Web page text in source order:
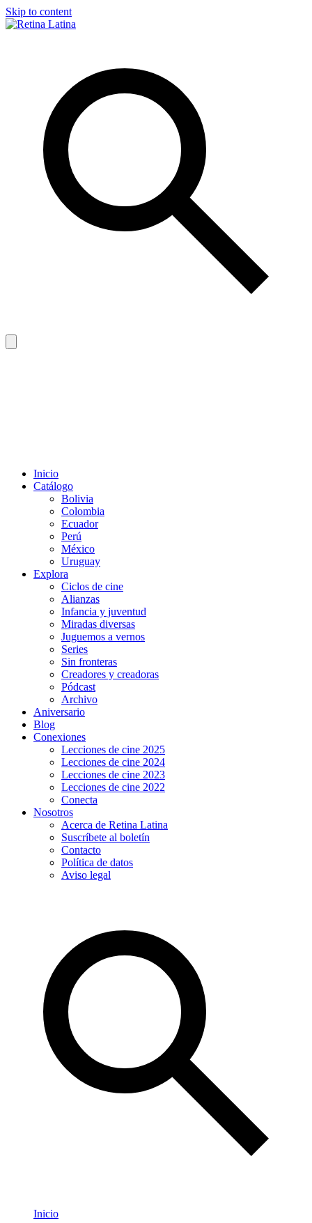
Skip to content
Inicio
Catálogo
Bolivia
Colombia
Ecuador
Perú
México
Uruguay
Explora
Ciclos de cine
Alianzas
Infancia y juventud
Miradas diversas
Juguemos a vernos
Series
Sin fronteras
Creadores y creadoras
Pódcast
Archivo
Aniversario
Blog
Conexiones
Lecciones de cine 2025
Lecciones de cine 2024
Lecciones de cine 2023
Lecciones de cine 2022
Conecta
Nosotros
Acerca de Retina Latina
Suscríbete al boletín
Contacto
Política de datos
Aviso legal
Inicio